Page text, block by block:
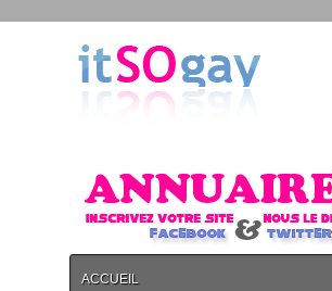
ACCUEIL